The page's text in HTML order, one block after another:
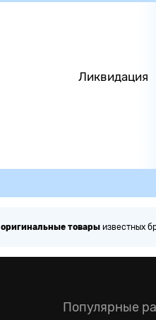
Ликвидация
оригинальные товары известных
Популярные